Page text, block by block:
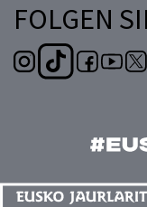
FOLGEN